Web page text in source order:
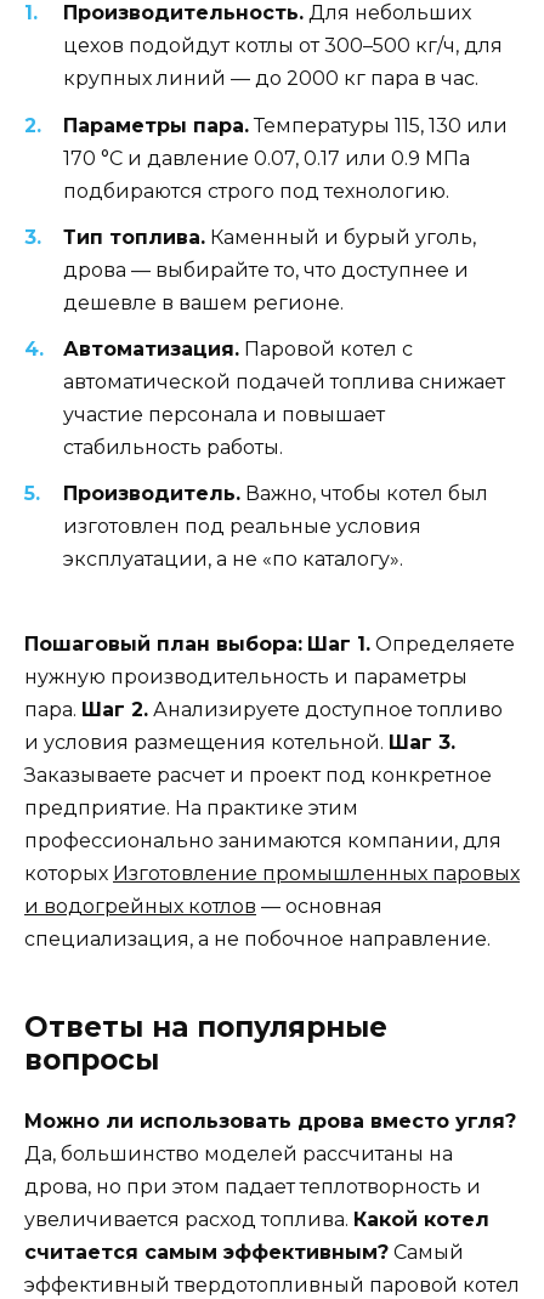
Производительность. Для небольших
цехов подойдут котлы от 300–500 кг/ч, для
крупных линий — до 2000 кг пара в час.
Параметры пара.Температуры 115, 130 или
170 °С и давление 0.07, 0.17 или 0.9 МПа
подбираются строго под технологию.
Тип топлива. Каменный и бурый уголь,
дрова — выбирайте то, что доступнее и
дешевле в вашем регионе.
Автоматизация. Паровой котел с
автоматической подачей топлива снижает
участие персонала и повышает
стабильность работы.
Производитель. Важно, чтобы котел был
изготовлен под реальные условия
эксплуатации, а не «по каталогу».
Пошаговый план выбора: Шаг 1. Определяете
нужную производительность и параметры
пара. Шаг 2. Анализируете доступное топливо
и условия размещения котельной. Шаг 3.
Заказываете расчет и проект под конкретное
предприятие. На практике этим
профессионально занимаются компании, для
которых Изготовление промышленных паровых
и водогрейных котлов — основная
специализация, а не побочное направление.
Ответы на популярные
вопросы
Можно ли использовать дрова вместо угля?
Да, большинство моделей рассчитаны на
дрова, но при этом падает теплотворность и
увеличивается расход топлива. Какой котел
считается самым эффективным? Самый
эффективный твердотопливный паровой котел